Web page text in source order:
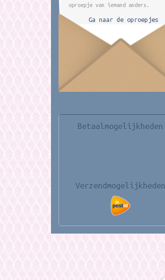
oproepje van iemand anders.
Ga naar de oproepjes
Betaalmogelijkheden
Verzendmogelijkheden